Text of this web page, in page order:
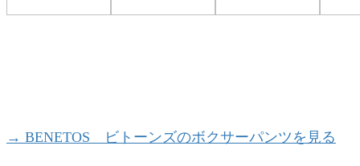
→ BENETOS ビトーンズのボクサーパンツを見る